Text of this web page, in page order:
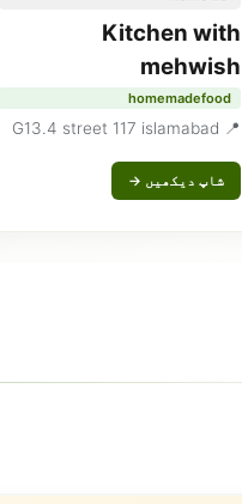
Kitchen with
mehwish
homemadefood
📍 G13.4 street 117 islamabad
شاپ دیکھیں →